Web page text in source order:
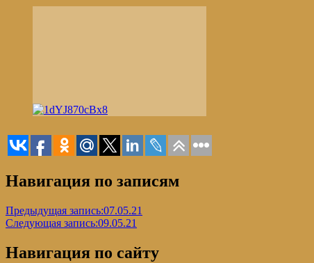
Навигация по записям
Предыдущая запись:07.05.21
Следующая запись:09.05.21
Навигация по сайту